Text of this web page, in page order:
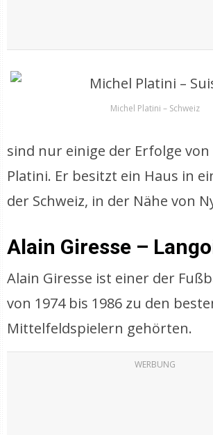
Michel Platini – Schweiz
sind nur einige der Erfolge von
Platini. Er besitzt ein Haus in
der Schweiz, in der Nähe von
Alain Giresse –
Alain Giresse ist einer der
von 1974 bis 1986 zu den
Mittelfeldspielern gehörten.
WERBUNG